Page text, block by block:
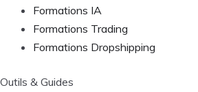
Formations IA
Formations Trading
Formations Dropshipping
Outils & Guides